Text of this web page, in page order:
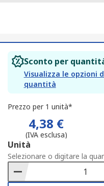
Sconto per
Visualizza le opzioni
quantità
Prezzo per 1 unità*
4,38 €
(IVA esclusa)
Add
to
Basket
Unità
Selezionare o digitare la